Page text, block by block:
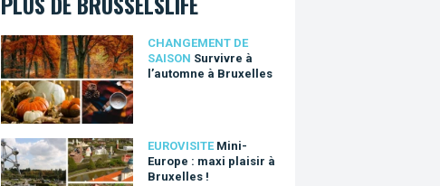
CHANGEMENT DE
SAISON Survivre à
l’automne à Bruxelles
Survivre à l’automne à Bruxelles
EUROVISITE Mini-
Europe : maxi plaisir à
Bruxelles !
Mini-Europe : maxi plaisir à Bruxelles !